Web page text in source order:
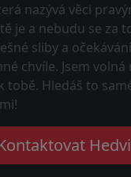
nazývá věci
je a nebudu se za
sliby a
chvíle. Jsem
Hledáš to